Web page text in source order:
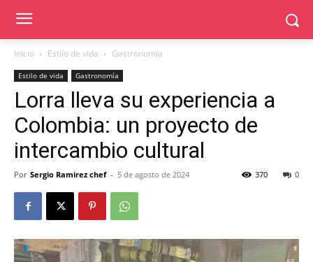
Inicio Estilo de vida Gastronomía
Estilo de vida Gastronomía
Lorra lleva su experiencia a
Colombia: un proyecto de
intercambio cultural
Por Sergio Ramirez chef - 5 de agosto de 2024 0
370